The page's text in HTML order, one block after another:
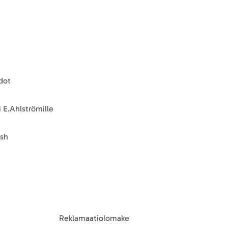
E.Ahlströmille
Reklamaatiolomake